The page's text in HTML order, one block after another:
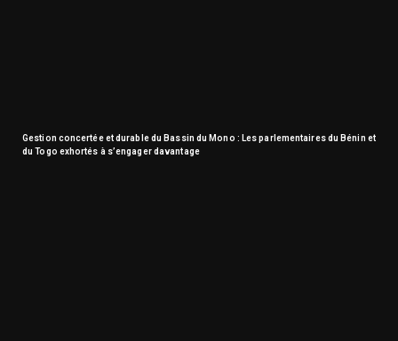
Gestion concertée et durable du Bassin du Mono : Les parlementaires du Bénin et
du Togo exhortés à s’engager davantage